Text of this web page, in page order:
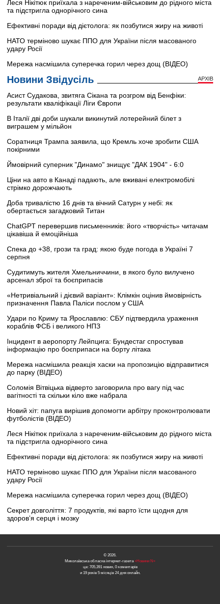
Леся Нікітюк приїхала з нареченим-військовим до рідного міста
та підстригла однорічного сина
Ефективні поради від дієтолога: як позбутися жиру на животі
НАТО терміново шукає ППО для України після масованого
удару Росії
Мережа насмішила суперечка горил через дощ (ВІДЕО)
Новини Звідусіль АРХІВ
Асист Судакова, звитяга Сікана та розгром від Бенфіки:
результати кваліфікації Ліги Європи
В Італії дві доби шукали викинутий лотерейний білет з
виграшем у мільйон
Соратниця Трампа заявила, що Кремль хоче зробити США
покірними
Ймовірний суперник "Динамо" знищує "ДАК 1904" - 6:0
Ціни на авто в Канаді падають, але вживані електромобілі
стрімко дорожчають
Доба тривалістю 16 днів та вічний Сатурн у небі: як
обертається загадковий Титан
ChatGPT перевершив письменників: його «творчість» читачам
цікавіша й емоційніша
Спека до +38, грози та град: якою буде погода в Україні 7
серпня
Судитимуть жителя Хмельниччини, в якого було вилучено
арсенал зброї та боєприпасів
«Нетривіальний і дієвий варіант»: Клімкін оцінив ймовірність
призначення Павла Паліси послом у США
Удари по Криму та Ярославлю: СБУ підтвердила ураження
кораблів ФСБ і великого НПЗ
Інцидент в аеропорту Лейпцига: Бундестаг спростував
інформацію про боєприпаси на борту літака
Мережа насмішила реакція хаски на пропозицію відправитися
до парку (ВІДЕО)
Соломія Вітвіцька відверто заговорила про вагу під час
вагітності та скільки кіло вже набрала
Новий хіт: папуга вирішив допомогти арбітру проконтролювати
футболістів (ВІДЕО)
Леся Нікітюк приїхала з нареченим-військовим до рідного міста
та підстригла однорічного сина
Ефективні поради від дієтолога: як позбутися жиру на животі
НАТО терміново шукає ППО для України після масованого
удару Росії
Мережа насмішила суперечка горил через дощ (ВІДЕО)
Секрет довголіття: 7 продуктів, які варто їсти щодня для
здоров’я серця і мозку
© 2026.
Миколаївська обласна інтернет-газета«Новини N»
це: 705,391 новин, 0 коментарів
и 19 років 5 місяців 24 дня онлайн.